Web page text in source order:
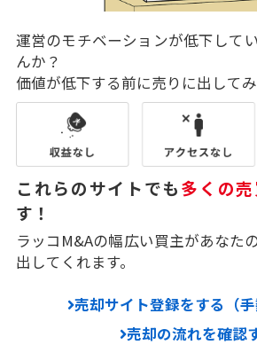
運営のモチベーションが低下して
んか？
価値が低下する前に売りに出して
これらのサイトでも多くの
す！
ラッコM&Aの幅広い買主があなた
出してくれます。
売却サイト登録をする（手
売却の流れを確認